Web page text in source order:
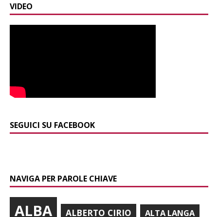
VIDEO
SEGUICI SU FACEBOOK
NAVIGA PER PAROLE CHIAVE
ALBA ALBERTO CIRIO ALTA LANGA